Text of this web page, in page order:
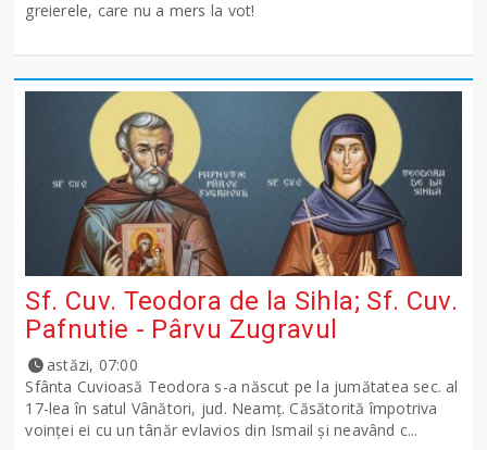
greierele, care nu a mers la vot!
Sf. Cuv. Teodora de la Sihla; Sf. Cuv.
Pafnutie - Pârvu Zugravul
astăzi, 07:00
Sfânta Cuvioasă Teodora s-a născut pe la jumătatea sec. al
17-lea în satul Vânători, jud. Neamţ. Căsătorită împotriva
voinţei ei cu un tânăr evlavios din Ismail şi neavând c...